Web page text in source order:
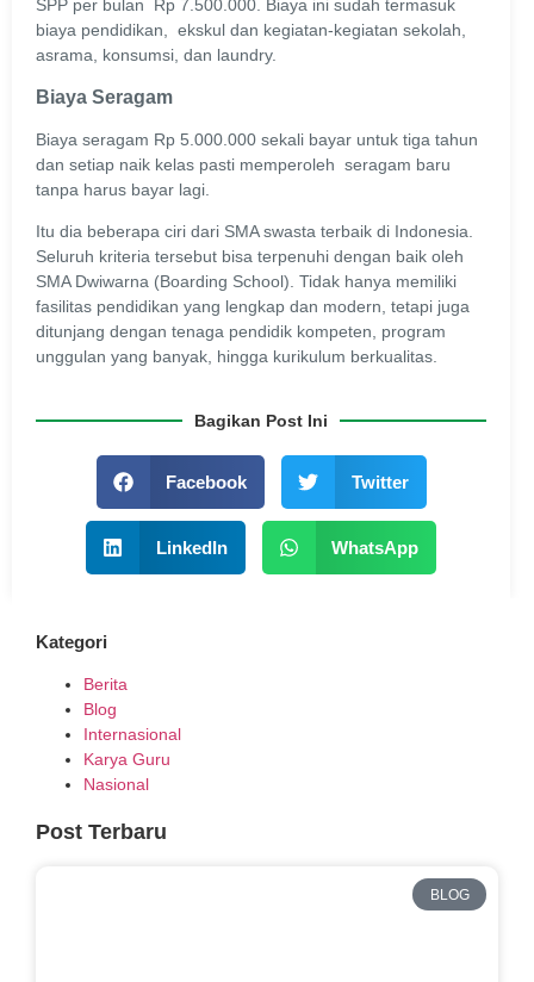
SPP per bulan Rp 7.500.000. Biaya ini sudah termasuk
biaya pendidikan, ekskul dan kegiatan-kegiatan sekolah,
asrama, konsumsi, dan laundry.
Biaya Seragam
Biaya seragam Rp 5.000.000 sekali bayar untuk tiga tahun
dan setiap naik kelas pasti memperoleh seragam baru
tanpa harus bayar lagi.
Itu dia beberapa ciri dari SMA swasta terbaik di Indonesia.
Seluruh kriteria tersebut bisa terpenuhi dengan baik oleh
SMA Dwiwarna (Boarding School). Tidak hanya memiliki
fasilitas pendidikan yang lengkap dan modern, tetapi juga
ditunjang dengan tenaga pendidik kompeten, program
unggulan yang banyak, hingga kurikulum berkualitas.
Bagikan Post Ini
Facebook Twitter
LinkedIn WhatsApp
Kategori
Berita
Blog
Internasional
Karya Guru
Nasional
Post Terbaru
BLOG